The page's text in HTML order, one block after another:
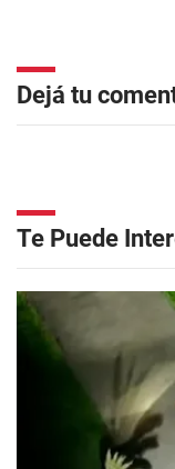
Dejá tu
Te Puede